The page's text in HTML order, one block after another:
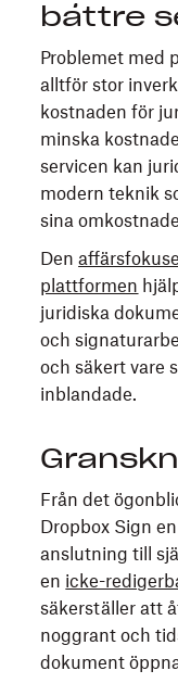
bättre
Problemet med
alltför stor
kostnaden för
minska
servicen kan
modern teknik
sina
Den
plattformen
juridiska
och
och säkert vare
inblandade.
Från det
Dropbox Sign
anslutning till
en icke-
säkerställer att
noggrant och
dokument